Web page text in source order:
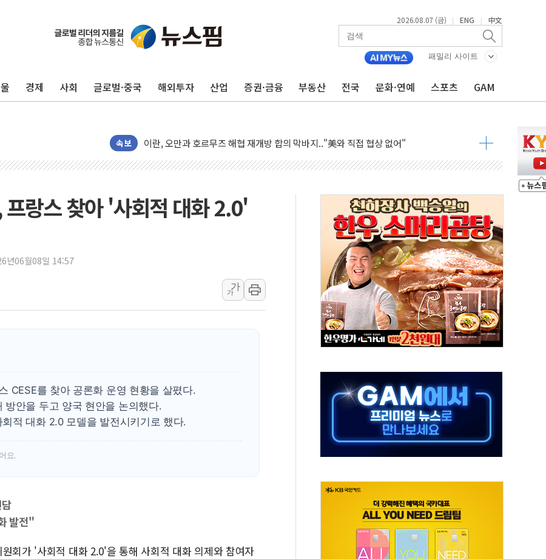
2026.08.07 (금) | ENG | 中文
패밀리 사이트
경제 사회 글로벌·중국 해외투자 산업 증권·금융 부동산 전국 문화·연예 스포츠 GAM
속보
트럼프, '원정출산 시민권 차단' 행정명령 서명…출생시민권 제한 재시동
트럼프 "이란전 조만간 끝날 것"…군수품 부족설 일축 "막대한 무기 보유"
"세금 부담 덜자"…비거주 1주택자 귀환 조짐에 전월세시장 '긴장'
현대리바트, 원가 개선으로 실적 방어…다음 과제는 '외형 확대'
[금/유가] 이란의 호르무즈 해협 통항 제한 검토에 유가 3% 급등…금값 보합
이란, 오만과 호르무즈 해협 재개방 합의 막바지.."美와 직접 협상 없어"
[민주 당권주자 일정] 송영길·정청래·김민석 후보 - 8월 7일
[오늘의 정치일정] 8월 7일(금)
[오늘의 국회일정] 상임위·세미나·기자회견·주요 정당 - 8월 7일
이란, 美·이스라엘 선박 호르무즈 통항 제한 추진…美 "통행 막을 권한 없어"
유럽증시, 견조한 실적 소화하며 대부분 상승… "2분기 기업 순이익 21% 증가" 전망
리투아니아 국방 "러, 우크라 드론으로 나토 회원국 공격 검토… 거짓 깃발 작전"
구광모, 내주 실리콘밸리서 젠슨 황 재회…로봇·AI 데이터센터·모빌리티 구체화
뉴욕증시 개장 전 특징주...모더나·아이온큐·도어대시↑ VS 샌디스크·피그마·앱러빈↓
김정관 장관 "영업이익 N% 성과급 반대…상법·자본시장법 개정 논의"
뉴욕증시 프리뷰, 미 주가선물 AI주 차익실현 속 혼조세...웨스턴디지털·샌디스크↓
랑스 찾아 '사회적 대화 2.0'
년06월08일 14:57
가
가
CESE를 찾아 공론화 운영 현황을 살폈다.
안을 두고 양국 현안을 논의했다.
적 대화 2.0 모델을 발전시키기로 했다.
요.
발전"
회가 '사회적 대화 2.0'을 통해 사회적 대화 의제와 참여자